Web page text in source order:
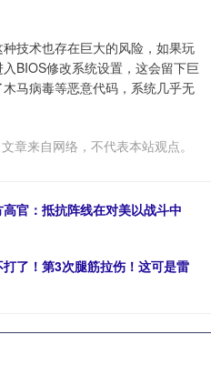
技术也存在巨大的风险，如果玩
BIOS修改系统设置，这会留下巨
马病毒等恶意代码，系统几乎无
章来自网络，不代表本站观点。
官：抵抗阵线在对美以战斗中
了！第3次腿筋拉伤！这可是雷